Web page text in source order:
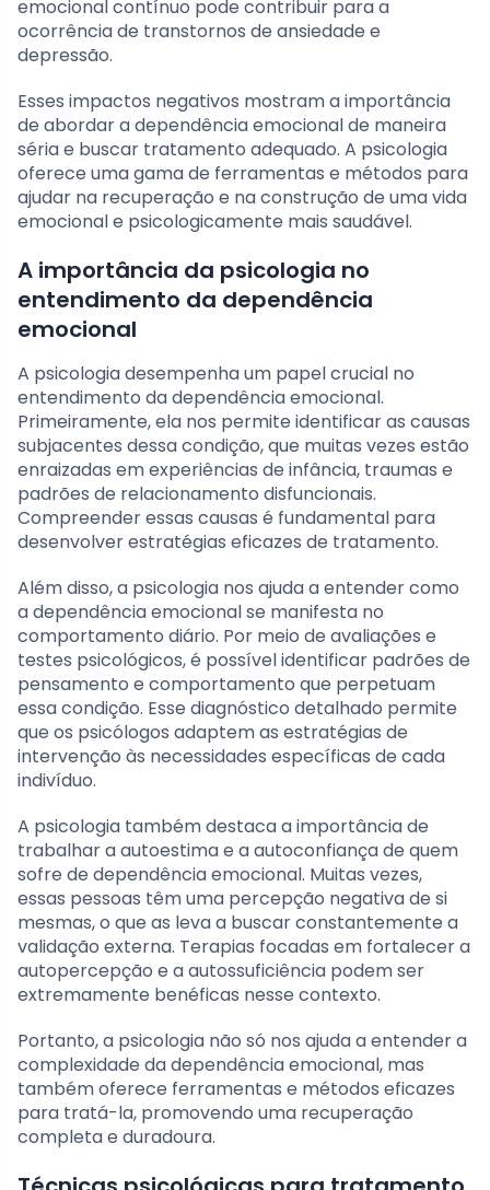
emocional contínuo pode contribuir para a
ocorrência de transtornos de ansiedade e
depressão.
Esses impactos negativos mostram a importância
de abordar a dependência emocional de maneira
séria e buscar tratamento adequado. A psicologia
oferece uma gama de ferramentas e métodos para
ajudar na recuperação e na construção de uma vida
emocional e psicologicamente mais saudável.
A importância da psicologia no
entendimento da dependência
emocional
A psicologia desempenha um papel crucial no
entendimento da dependência emocional.
Primeiramente, ela nos permite identificar as causas
subjacentes dessa condição, que muitas vezes estão
enraizadas em experiências de infância, traumas e
padrões de relacionamento disfuncionais.
Compreender essas causas é fundamental para
desenvolver estratégias eficazes de tratamento.
Além disso, a psicologia nos ajuda a entender como
a dependência emocional se manifesta no
comportamento diário. Por meio de avaliações e
testes psicológicos, é possível identificar padrões de
pensamento e comportamento que perpetuam
essa condição. Esse diagnóstico detalhado permite
que os psicólogos adaptem as estratégias de
intervenção às necessidades específicas de cada
indivíduo.
A psicologia também destaca a importância de
trabalhar a autoestima e a autoconfiança de quem
sofre de dependência emocional. Muitas vezes,
essas pessoas têm uma percepção negativa de si
mesmas, o que as leva a buscar constantemente a
validação externa. Terapias focadas em fortalecer a
autopercepção e a autossuficiência podem ser
extremamente benéficas nesse contexto.
Portanto, a psicologia não só nos ajuda a entender a
complexidade da dependência emocional, mas
também oferece ferramentas e métodos eficazes
para tratá-la, promovendo uma recuperação
completa e duradoura.